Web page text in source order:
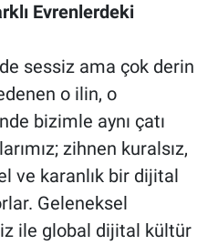
Evrenlerdeki
sessiz ama çok derin
o ilin, o
bizimle aynı çatı
zihnen kuralsız,
ve karanlık bir dijital
Geleneksel
ile global dijital kültür